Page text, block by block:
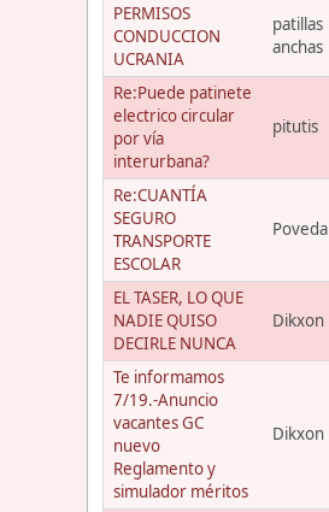
PERMISOS
CONDUCCION
UCRANIA
patillas
anchas
Re:Puede patinete
electrico circular
por vía
interurbana?
pitutis
Re:CUANTÍA
SEGURO
TRANSPORTE
ESCOLAR
Poveda
EL TASER, LO QUE
NADIE QUISO
DECIRLE NUNCA
Dikxon
Te informamos
7/19.-Anuncio
vacantes GC
nuevo
Reglamento y
simulador méritos
Dikxon